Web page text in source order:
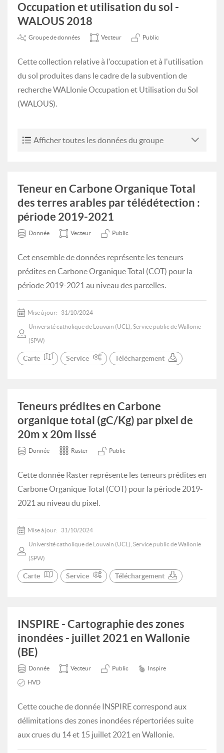
Occupation et utilisation du sol -
WALOUS 2018
Groupe de données Vecteur Public
Cette collection relative à l'occupation et à l'utilisation
du sol produites dans le cadre de la subvention de
recherche WALlonie Occupation et Utilisation du Sol
(WALOUS).
Afficher toutes les données du groupe
Teneur en Carbone Organique Total
des terres arables par télédétection :
période 2019-2021
Donnée Vecteur Public
Cet ensemble de données représente les teneurs
prédites en Carbone Organique Total (COT) pour la
période 2019-2021 au niveau des parcelles.
Mise à jour: 31/10/2024
Université catholique de Louvain (UCL), Service public de Wallonie
(SPW)
Carte Service Téléchargement
Teneurs prédites en Carbone
organique total (gC/Kg) par pixel de
20m x 20m lissé
Donnée Raster Public
Cette donnée Raster représente les teneurs prédites en
Carbone Organique Total (COT) pour la période 2019-
2021 au niveau du pixel.
Mise à jour: 31/10/2024
Université catholique de Louvain (UCL), Service public de Wallonie
(SPW)
Carte Service Téléchargement
INSPIRE - Cartographie des zones
inondées - juillet 2021 en Wallonie
(BE)
Donnée Vecteur Public Inspire
HVD
Cette couche de donnée INSPIRE correspond aux
délimitations des zones inondées répertoriées suite
aux crues du 14 et 15 juillet 2021 en Wallonie.